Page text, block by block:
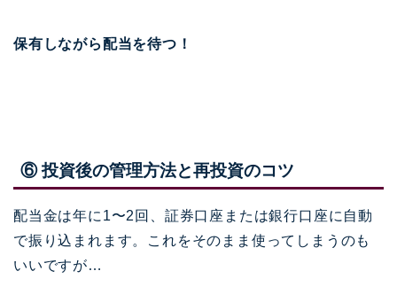
保有しながら配当を待つ！
⑥ 投資後の管理方法と再投資のコツ
配当金は年に1〜2回、証券口座または銀行口座に自動
で振り込まれます。これをそのまま使ってしまうのも
いいですが…